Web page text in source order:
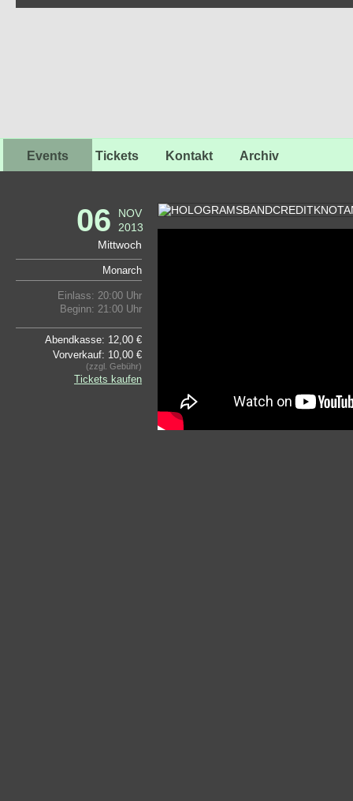
Events Tickets Kontakt Archiv
06
NOV
2013
Mittwoch
Monarch
Einlass: 20:00 Uhr
Beginn: 21:00 Uhr
Abendkasse: 12,00 €
Vorverkauf: 10,00 €
(zzgl. Gebühr)
Tickets kaufen